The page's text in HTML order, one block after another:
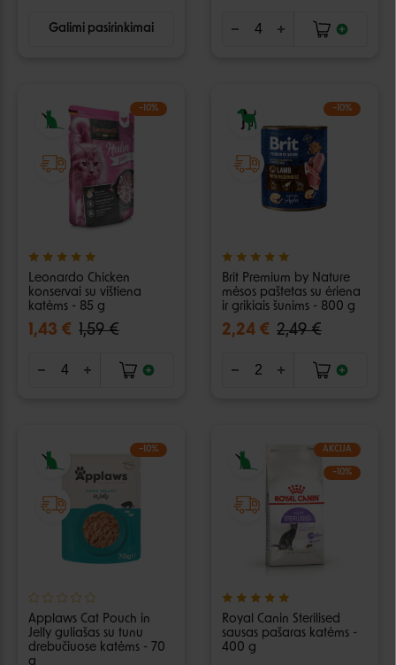
Galimi pasirinkimai
−10%
Leonardo Chicken
konservai su vištiena
katėms - 85 g
1,43 € 1,59 €
−10%
Brit Premium by Nature
mėsos paštetas su ėriena
ir grikiais šunims - 800 g
2,24 € 2,49 €
−10%
Applaws Cat Pouch in
Jelly guliašas su tunu
drebučiuose katėms - 70
g
AKCIJA
−10%
Royal Canin Sterilised
sausas pašaras katėms -
400 g